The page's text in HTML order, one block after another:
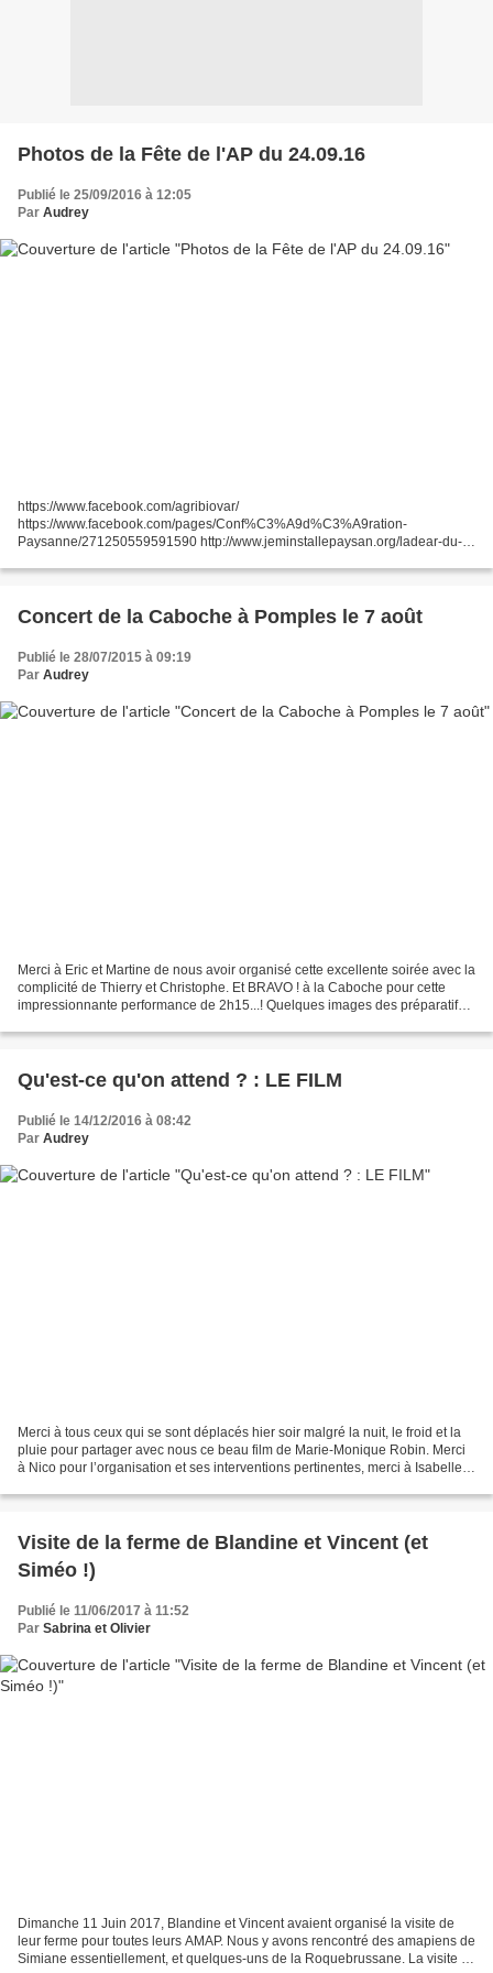
Photos de la Fête de l'AP du 24.09.16
Publié le 25/09/2016 à 12:05
Par Audrey
https://www.facebook.com/agribiovar/
https://www.facebook.com/pages/Conf%C3%A9d%C3%A9ration-
Paysanne/271250559591590 http://www.jeminstallepaysan.org/ladear-du-
Concert de la Caboche à Pomples le 7 août
Publié le 28/07/2015 à 09:19
Par Audrey
Merci à Eric et Martine de nous avoir organisé cette excellente soirée avec la
complicité de Thierry et Christophe. Et BRAVO ! à la Caboche pour cette
impressionnante performance de 2h15...! Quelques images des préparatifs :
Qu'est-ce qu'on attend ? : LE FILM
Publié le 14/12/2016 à 08:42
Par Audrey
Merci à tous ceux qui se sont déplacés hier soir malgré la nuit, le froid et la
pluie pour partager avec nous ce beau film de Marie-Monique Robin. Merci
à Nico pour l’organisation et ses interventions pertinentes, merci à Isabelle
Visite de la ferme de Blandine et Vincent (et
Siméo !)
Publié le 11/06/2017 à 11:52
Par Sabrina et Olivier
Dimanche 11 Juin 2017, Blandine et Vincent avaient organisé la visite de
leur ferme pour toutes leurs AMAP. Nous y avons rencontré des amapiens de
Simiane essentiellement, et quelques-uns de la Roquebrussane. La visite a